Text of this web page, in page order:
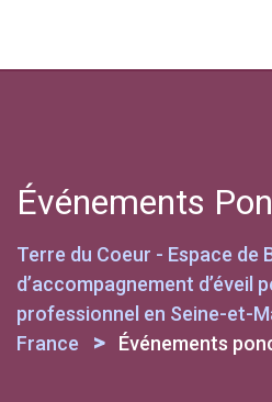
content
Événements
Terre du Coeur - Espace de
d’accompagnement d’éveil
professionnel en Seine-et-
France
> Événements